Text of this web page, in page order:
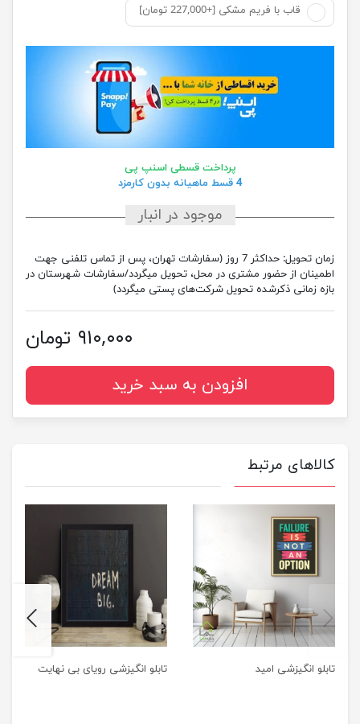
قاب با فریم مشکی [+227,000 تومان]
پرداخت قسطی اسنپ پی
4 قسط ماهیانه بدون کارمزد
موجود در انبار
زمان تحویل:
حداکثر 7 روز (سفارشات تهران، پس از تماس تلفنی جهت
اطمینان از حضور مشتری در محل، تحویل میگردد/سفارشات شهرستان در
بازه زمانی ذکرشده تحویل شرکت‌های پستی میگردد)
۹۱۰,۰۰۰ تومان
افزودن به سبد خرید
کالاهای مرتبط
تابلو انگیزشی امید تابلو انگیزشی رویای بی نهایت
previus